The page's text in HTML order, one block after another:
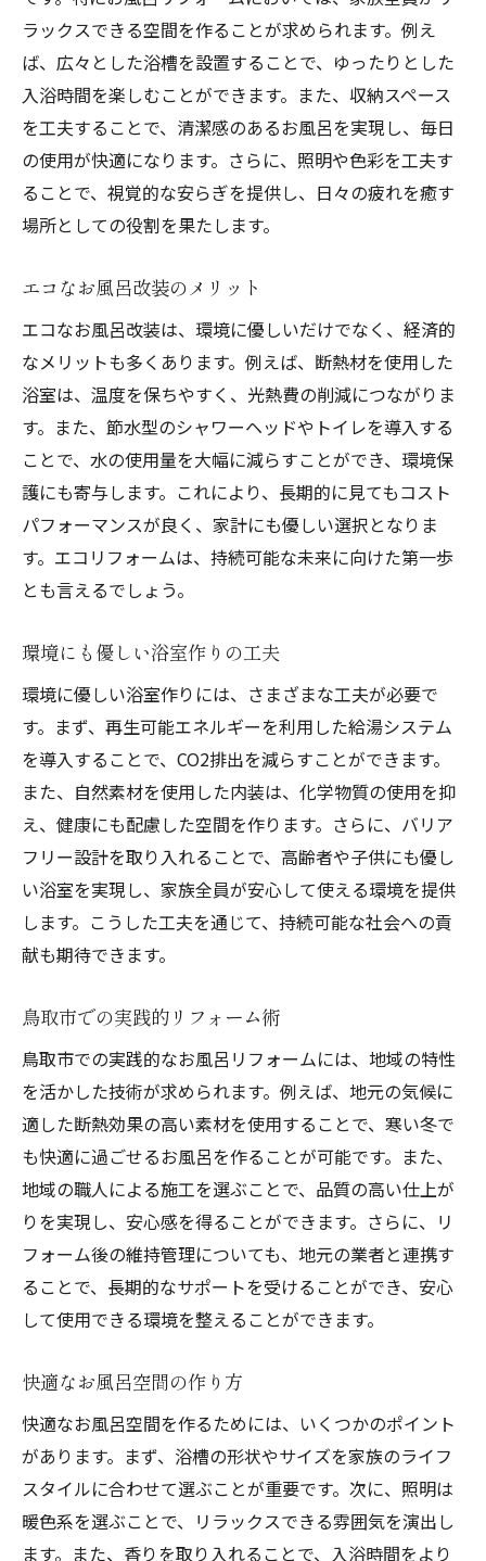
ラックスできる空間を作ることが求められます。例え
ば、広々とした浴槽を設置することで、ゆったりとした
入浴時間を楽しむことができます。また、収納スペース
を工夫することで、清潔感のあるお風呂を実現し、毎日
の使用が快適になります。さらに、照明や色彩を工夫す
ることで、視覚的な安らぎを提供し、日々の疲れを癒す
場所としての役割を果たします。
エコなお風呂改装のメリット
エコなお風呂改装は、環境に優しいだけでなく、経済的
なメリットも多くあります。例えば、断熱材を使用した
浴室は、温度を保ちやすく、光熱費の削減につながりま
す。また、節水型のシャワーヘッドやトイレを導入する
ことで、水の使用量を大幅に減らすことができ、環境保
護にも寄与します。これにより、長期的に見てもコスト
パフォーマンスが良く、家計にも優しい選択となりま
す。エコリフォームは、持続可能な未来に向けた第一歩
とも言えるでしょう。
環境にも優しい浴室作りの工夫
環境に優しい浴室作りには、さまざまな工夫が必要で
す。まず、再生可能エネルギーを利用した給湯システム
を導入することで、CO2排出を減らすことができます。
また、自然素材を使用した内装は、化学物質の使用を抑
え、健康にも配慮した空間を作ります。さらに、バリア
フリー設計を取り入れることで、高齢者や子供にも優し
い浴室を実現し、家族全員が安心して使える環境を提供
します。こうした工夫を通じて、持続可能な社会への貢
献も期待できます。
鳥取市での実践的リフォーム術
鳥取市での実践的なお風呂リフォームには、地域の特性
を活かした技術が求められます。例えば、地元の気候に
適した断熱効果の高い素材を使用することで、寒い冬で
も快適に過ごせるお風呂を作ることが可能です。また、
地域の職人による施工を選ぶことで、品質の高い仕上が
りを実現し、安心感を得ることができます。さらに、リ
フォーム後の維持管理についても、地元の業者と連携す
ることで、長期的なサポートを受けることができ、安心
して使用できる環境を整えることができます。
快適なお風呂空間の作り方
快適なお風呂空間を作るためには、いくつかのポイント
があります。まず、浴槽の形状やサイズを家族のライフ
スタイルに合わせて選ぶことが重要です。次に、照明は
暖色系を選ぶことで、リラックスできる雰囲気を演出し
ます。また、香りを取り入れることで、入浴時間をより